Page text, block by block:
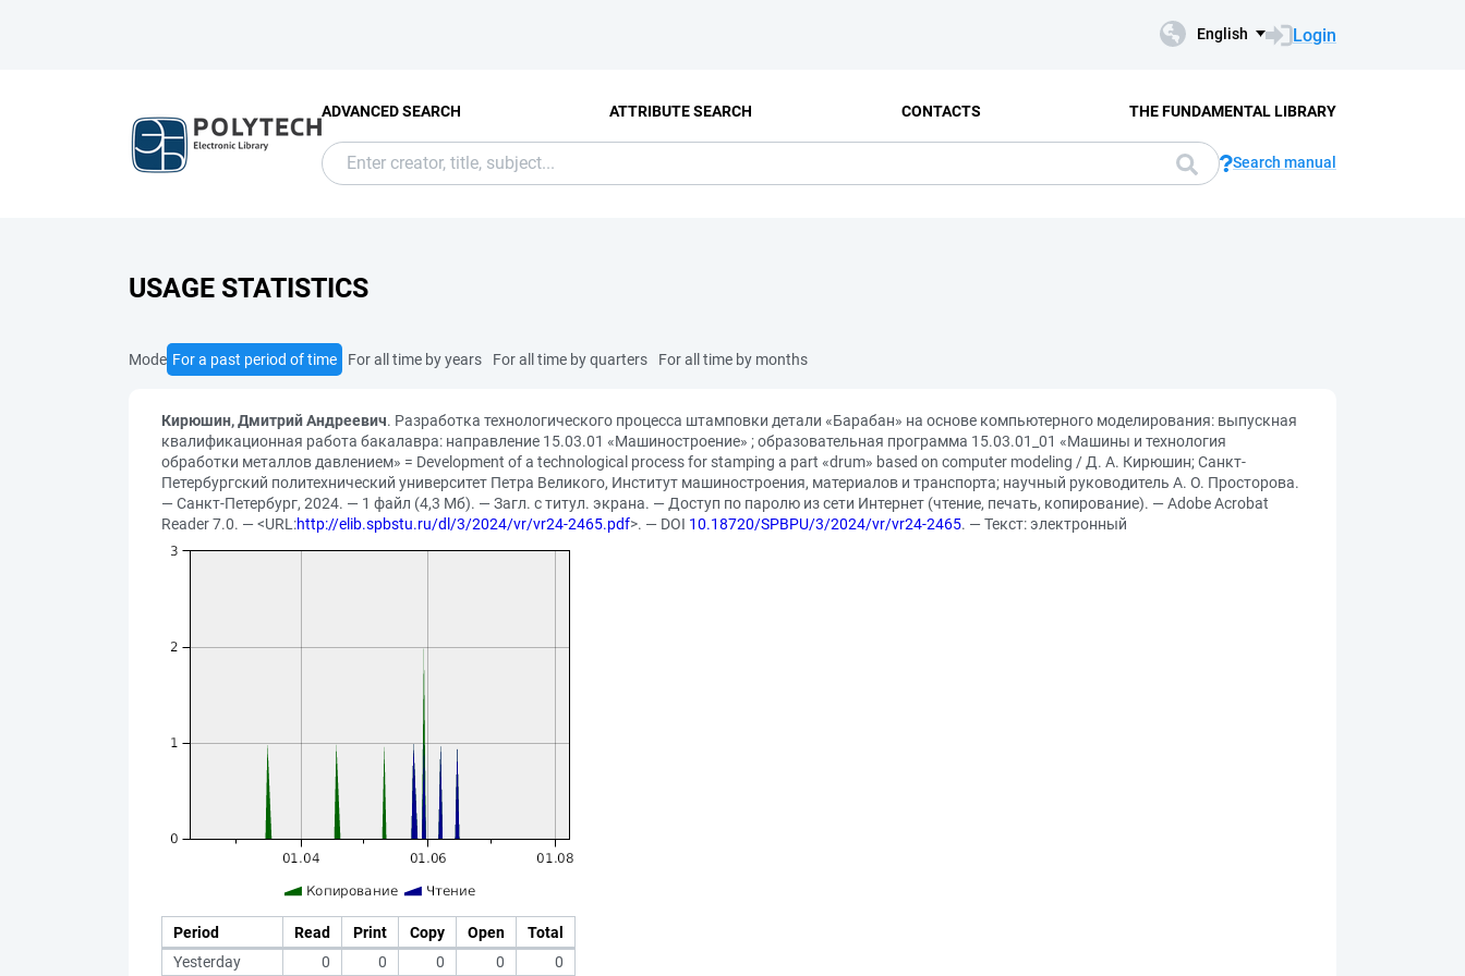
English Login
ADVANCED SEARCH ATTRIBUTE SEARCH CONTACTS THE FUNDAMENTAL LIBRARY
Search manual
USAGE STATISTICS
Mode For a past period of time For all time by years For all time by quarters For all time by months
Кирюшин, Дмитрий Андреевич. Разработка технологического процесса штамповки детали «Барабан» на основе компьютерного моделирования: выпускная
квалификационная работа бакалавра: направление 15.03.01 «Машиностроение» ; образовательная программа 15.03.01_01 «Машины и технология
обработки металлов давлением» = Development of a technological process for stamping a part «drum» based on computer modeling / Д. А. Кирюшин; Санкт-
Петербургский политехнический университет Петра Великого, Институт машиностроения, материалов и транспорта; научный руководитель А. О. Просторова.
— Санкт-Петербург, 2024. — 1 файл (4,3 Мб). — Загл. с титул. экрана. — Доступ по паролю из сети Интернет (чтение, печать, копирование). — Adobe Acrobat
Reader 7.0. — <URL:http://elib.spbstu.ru/dl/3/2024/vr/vr24-2465.pdf>. — DOI 10.18720/SPBPU/3/2024/vr/vr24-2465. — Текст: электронный
Period Read Print Copy Open
Total
Yesterday
0 0 0 0 0